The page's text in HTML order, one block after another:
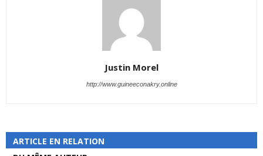
Justin Morel
http://www.guineeconakry.online
ARTICLE EN RELATION